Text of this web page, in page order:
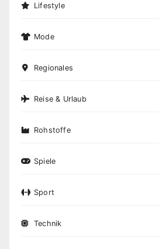
Lifestyle
Mode
Regionales
Reise & Urlaub
Rohstoffe
Spiele
Sport
Technik